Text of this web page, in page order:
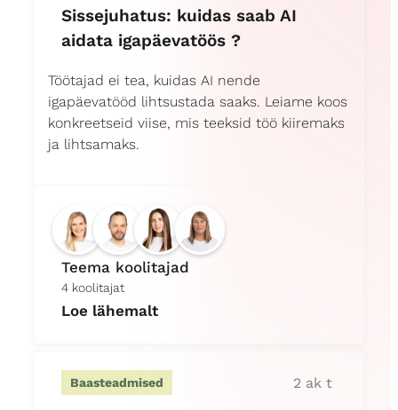
Sissejuhatus: kuidas saab AI
aidata igapäevatöös ?
Töötajad ei tea, kuidas AI nende
igapäevatööd lihtsustada saaks. Leiame koos
konkreetseid viise, mis teeksid töö kiiremaks
ja lihtsamaks.
Teema koolitajad
4 koolitajat
Loe lähemalt
Baasteadmised 2 ak t